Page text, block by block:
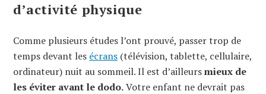
d’activité physique
Comme plusieurs études l’ont prouvé, passer trop de
temps devant les écrans (télévision, tablette, cellulaire,
ordinateur) nuit au sommeil. Il est d’ailleursmieux de
les éviter avant le dodo.Votre enfant ne devrait pas